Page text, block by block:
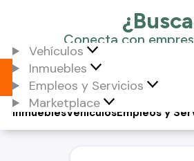
Vehículos
Inmuebles
Empleos y Servicios
Marketplace
Vehículos
Inmuebles Empleos y